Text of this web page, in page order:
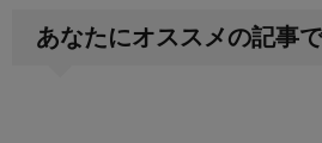
あなたにオススメの記事